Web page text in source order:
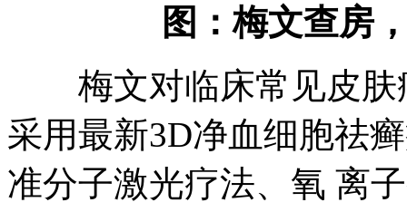
图：梅文查房
梅文对临床常见皮肤
采用最新3D净血细胞祛
准分子激光疗法、氧 离